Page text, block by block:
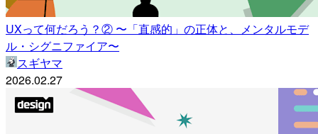
UXって何だろう？② 〜「直感的」の正体と、メンタルモデ
ル・シグニファイア〜
スギヤマ
2026.02.27